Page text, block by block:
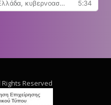
Reserved